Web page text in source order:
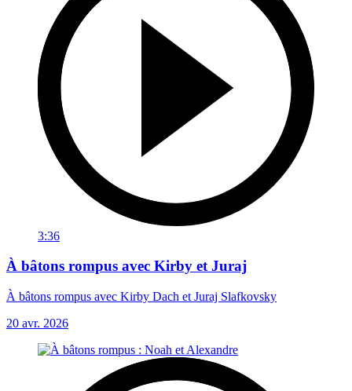
3:36
À bâtons rompus avec Kirby et Juraj
À bâtons rompus avec Kirby Dach et Juraj Slafkovsky
20 avr. 2026